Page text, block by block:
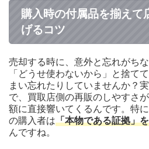
購入時の付属品を揃えて
げるコツ
売却する時に、意外と忘れがち
「どうせ使わないから」と捨て
まい忘れたりしていませんか？
で、買取店側の再販のしやすさ
額に直接響いてくるんです。特
の購入者は「本物である証拠」
んですね。